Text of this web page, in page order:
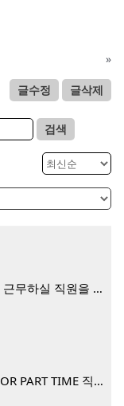
»
글수정 글삭제
검색
EGP(East Green Purchasing) Corp. 에서 근무하실 직원을 아래와 같이 모집합니다.
LYNNWOOD 지역 CPA 에서 FULL TIME OR PART TIME 직원을 찾습니다